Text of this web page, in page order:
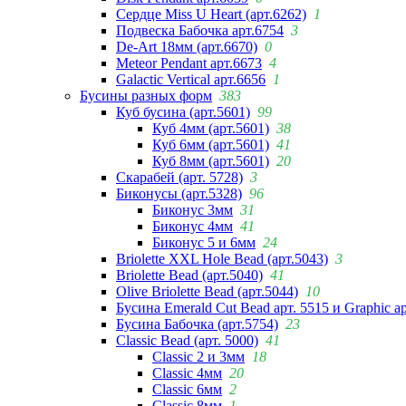
Сердце Miss U Heart (арт.6262) 1
Подвеска Бабочка арт.6754 3
De-Art 18мм (арт.6670) 0
Meteor Pendant арт.6673 4
Galactic Vertical арт.6656 1
Бусины разных форм 383
Куб бусина (арт.5601) 99
Куб 4мм (арт.5601) 38
Куб 6мм (арт.5601) 41
Куб 8мм (арт.5601) 20
Скарабей (арт. 5728) 3
Биконусы (арт.5328) 96
Биконус 3мм 31
Биконус 4мм 41
Биконус 5 и 6мм 24
Briolette XXL Hole Bead (арт.5043) 3
Briolette Bead (арт.5040) 41
Olive Briolette Bead (арт.5044) 10
Бусина Emerald Cut Bead арт. 5515 и Graphic
Бусина Бабочка (арт.5754) 23
Classic Bead (арт. 5000) 41
Classic 2 и 3мм 18
Classic 4мм 20
Classic 6мм 2